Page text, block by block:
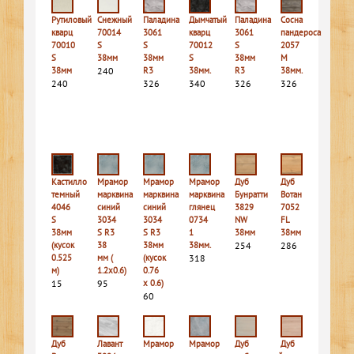
Рутиловый
кварц
70010
S
38мм
240
Снежный
70014
S
38мм
240
Паладина
3061
S
38мм
R3
326
Дымчатый
кварц
70012
S
38мм.
340
Паладина
3061
S
38мм
R3
326
Сосна
пандероса
2057
M
38мм.
326
Кастилло
темный
4046
S
38мм
(кусок
0.525
м)
15
Мрамор
марквина
синий
3034
S R3
38
мм (
1.2х0.6)
95
Мрамор
марквина
синий
3034
S R3
38мм
(кусок
0.76
х 0.6)
60
Мрамор
марквина
глянец
0734
1
38мм.
318
Дуб
Бунратти
3829
NW
38мм
254
Дуб
Вотан
7052
FL
38мм
286
Дуб
Лавант
Мрамор
Мрамор
Дуб
Дуб